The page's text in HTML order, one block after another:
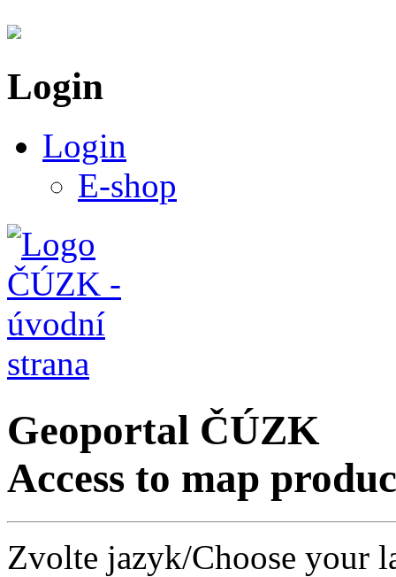
Login
Login
E-shop
Geoportal ČÚZK
Access to map
Zvolte jazyk/Choose your